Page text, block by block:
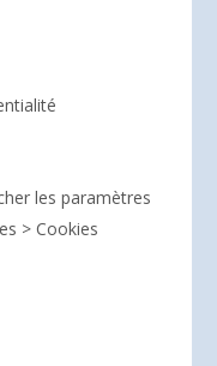
les paramètres
> Cookies